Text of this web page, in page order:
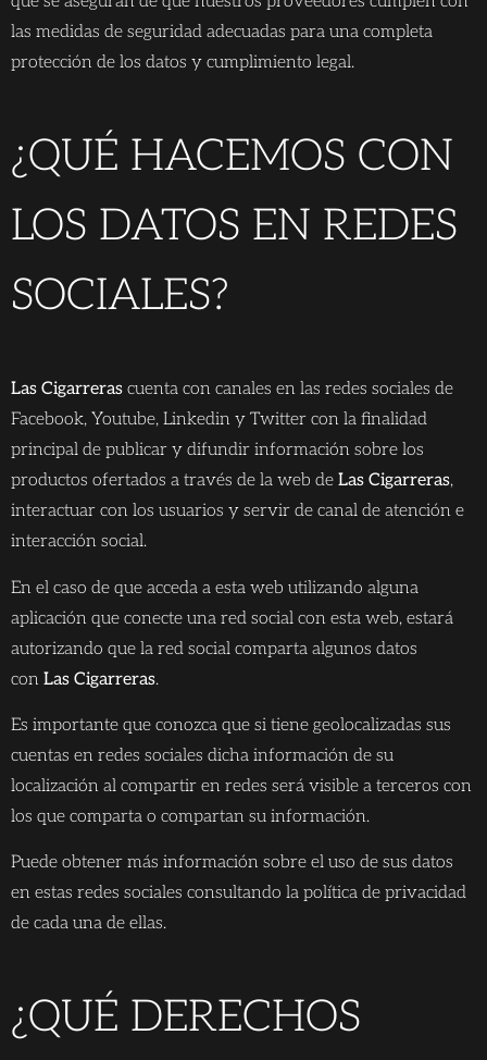
las medidas de seguridad adecuadas para una completa
protección de los datos y cumplimiento legal.
¿QUÉ HACEMOS CON
LOS DATOS EN REDES
SOCIALES?
Las Cigarreras cuenta con canales en las redes sociales de
Facebook, Youtube, Linkedin y Twitter con la finalidad
principal de publicar y difundir información sobre los
productos ofertados a través de la web de Las Cigarreras,
interactuar con los usuarios y servir de canal de atención e
interacción social.
En el caso de que acceda a esta web utilizando alguna
aplicación que conecte una red social con esta web, estará
autorizando que la red social comparta algunos datos
con Las Cigarreras.
Es importante que conozca que si tiene geolocalizadas sus
cuentas en redes sociales dicha información de su
localización al compartir en redes será visible a terceros con
los que comparta o compartan su información.
Puede obtener más información sobre el uso de sus datos
en estas redes sociales consultando la política de privacidad
de cada una de ellas.
¿QUÉ DERECHOS